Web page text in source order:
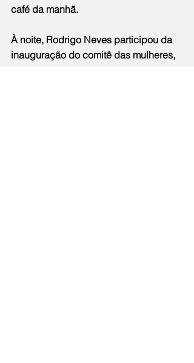
café da manhã.
À noite, Rodrigo Neves participou da
inauguração do comitê das mulheres,
em Icaraí.